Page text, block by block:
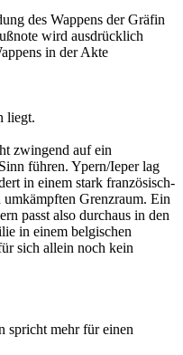
des Wappens der Gräfin
wird ausdrücklich
in der Akte
liegt.
zwingend auf ein
führen. Ypern/Ieper lag
in einem stark französisch-
umkämpften Grenzraum. Ein
passt also durchaus in den
in einem belgischen
sich allein noch kein
spricht mehr für einen